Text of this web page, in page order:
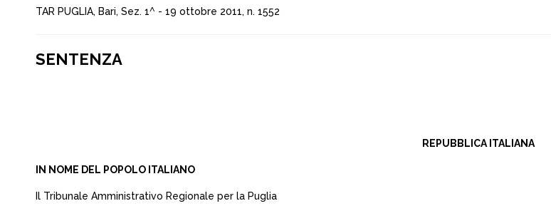
TAR PUGLIA, Bari, Sez. 1^ - 19 ottobre 2011, n. 1552
SENTENZA
REPUBBLICA ITALIANA
IN NOME DEL POPOLO ITALIANO
Il Tribunale Amministrativo Regionale per la Puglia